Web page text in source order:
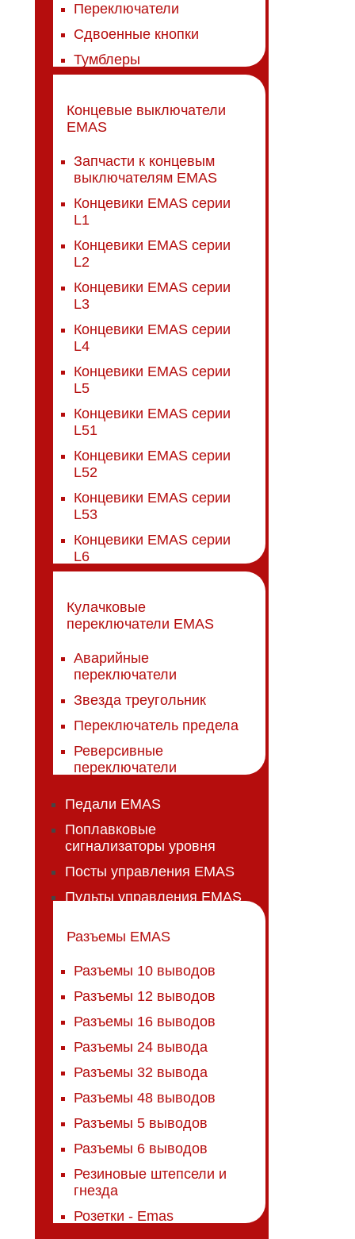
Переключатели
Сдвоенные кнопки
Тумблеры
Концевые выключатели
EMAS
Запчасти к концевым
выключателям EMAS
Концевики EMAS серии
L1
Концевики EMAS серии
L2
Концевики EMAS серии
L3
Концевики EMAS серии
L4
Концевики EMAS серии
L5
Концевики EMAS серии
L51
Концевики EMAS серии
L52
Концевики EMAS серии
L53
Концевики EMAS серии
L6
Кулачковые
переключатели EMAS
Аварийные
переключатели
Звезда треугольник
Переключатель предела
Реверсивные
переключатели
Педали EMAS
Поплавковые
сигнализаторы уровня
Посты управления EMAS
Пульты управления EMAS
Разъемы EMAS
Разъемы 10 выводов
Разъемы 12 выводов
Разъемы 16 выводов
Разъемы 24 вывода
Разъемы 32 вывода
Разъемы 48 выводов
Разъемы 5 выводов
Разъемы 6 выводов
Резиновые штепсели и
гнезда
Розетки - Emas